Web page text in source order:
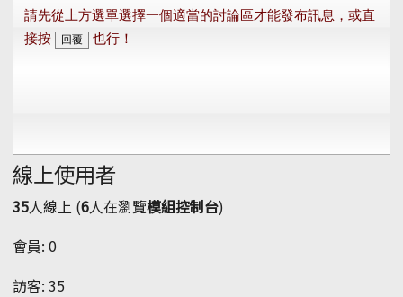
線上使用者
35人線上 (6人在瀏覽模組控制台)
會員: 0
訪客: 35